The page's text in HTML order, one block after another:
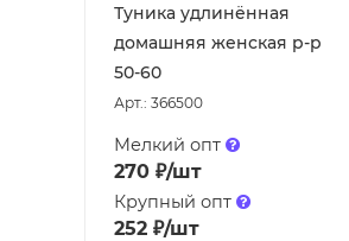
Туника удлинённая
домашняя женская р-р
50-60
Арт.: 366500
Мелкий опт
270 ₽/шт
Крупный опт
252 ₽/шт